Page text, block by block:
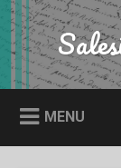
Skip
to
content
Search
MENU